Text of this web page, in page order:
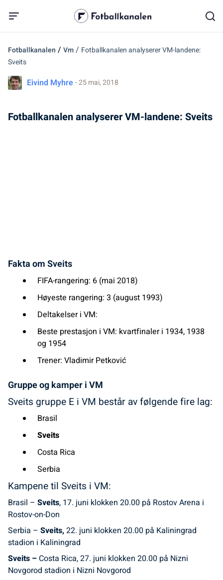
Fotballkanalen / Vm/ Fotballkanalen analyserer VM-landene:
Sveits
Eivind Myhre - 25 mai, 2018
Fotballkanalen analyserer VM-landene: Sveits
Fakta om Sveits
FIFA-rangering: 6 (mai 2018)
Høyeste rangering: 3 (august 1993)
Deltakelser i VM:
Beste prestasjon i VM: kvartfinaler i 1934, 1938
og 1954
Trener: Vladimir Petković
Gruppe og kamper i VM
Sveits gruppe E i VM består av følgende fire lag:
Brasil
Sveits
Costa Rica
Serbia
Kampene til Sveits i VM:
Brasil – Sveits, 17. juni klokken 20.00 på Rostov Arena i
Rostov-on-Don
Serbia – Sveits, 22. juni klokken 20.00 på Kaliningrad
stadion i Kaliningrad
Sveits – Costa Rica, 27. juni klokken 20.00 på Nizni
Novgorod stadion i Nizni Novgorod